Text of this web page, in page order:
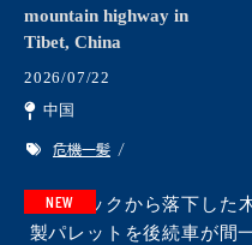
mountain highway in
Tibet, China
2026/07/22
中国
危機一髪
NEW